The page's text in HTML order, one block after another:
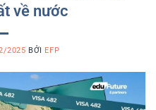
về nước
2025 BỞI EFP